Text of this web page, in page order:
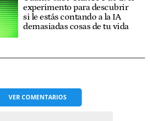
experimento para descubrir
si le estás contando a la IA
demasiadas cosas de tu vida
VERCOMENTARIOS